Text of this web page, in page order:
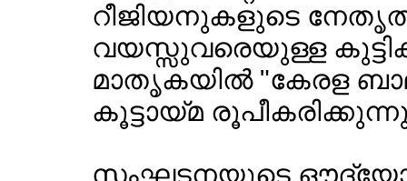
റീജിയനുകളുടെ
വയസ്സുവരെയുള്ള
മാതൃകയില്‍ "കേരള
കൂട്ടായ്മ
സംഘടനയുടെ